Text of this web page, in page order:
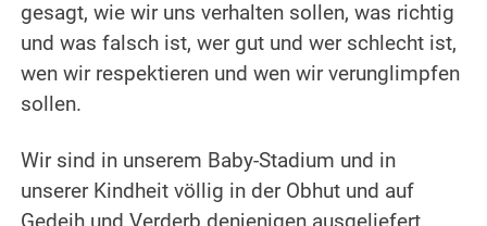
gesagt, wie wir uns verhalten sollen, was richtig
und was falsch ist, wer gut und wer schlecht ist,
wen wir respektieren und wen wir verunglimpfen
sollen.
Wir sind in unserem Baby-Stadium und in
unserer Kindheit völlig in der Obhut und auf